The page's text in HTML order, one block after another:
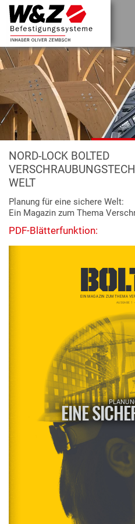
NORD-LOCK BOLTED
WELT
Planung für eine sichere Welt:
Ein Magazin zum Thema
PDF-Blätterfunktion: